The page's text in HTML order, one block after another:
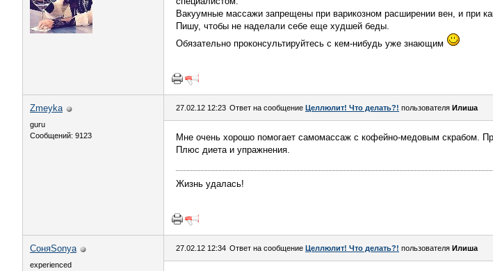
Вакуумные массажи запрещены при варикозном расширении вен, и при
Пишу, чтобы не наделали себе еще худшей беды.
Обязательно проконсультируйтесь с кем-нибудь уже знающим
Zmeyka
guru
Сообщений: 9123
27.02.12 12:23 Ответ на сообщение Целлюлит! Что делать?! пользователя Илиша
Мне очень хорошо помогает самомассаж с кофейно-медовым скрабом.
Плюс диета и упражнения.
Жизнь удалась!
СоняSonya
experienced
27.02.12 12:34 Ответ на сообщение Целлюлит! Что делать?! пользователя Илиша